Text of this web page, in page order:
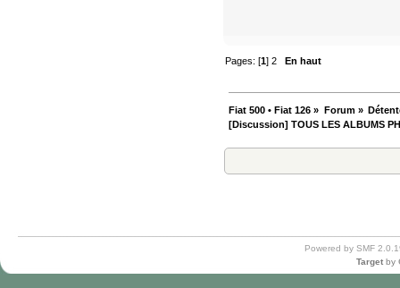
Pages: [1]2 En haut
Fiat 500 • Fiat 126 » Forum»
[Discussion] TOUS LES ALBUMS
Powered by SMF
Target by